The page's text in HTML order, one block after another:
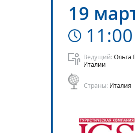
19
11:00
Ведущий:Ольга
Италии
Страны: Италия